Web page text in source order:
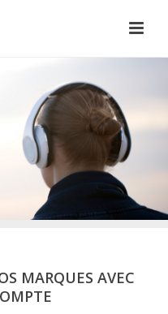
MARQUES AVEC